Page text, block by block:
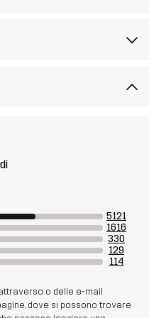
5121
1616
330
129
114
o delle e-mail
dove si possono trovare